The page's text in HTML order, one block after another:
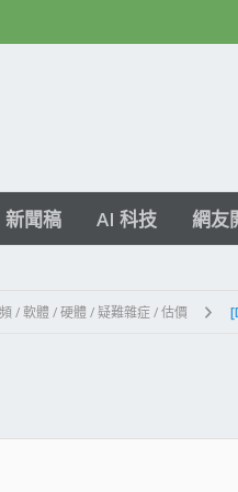
新聞稿 AI 科技 網友
/ 軟體 / 硬體 / 疑難雜症 / 估價